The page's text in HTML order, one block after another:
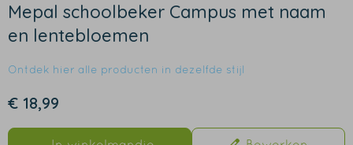
Mepal schoolbeker Campus met naam
en lentebloemen
Ontdek hier alle producten in dezelfde stijl
€ 18,99